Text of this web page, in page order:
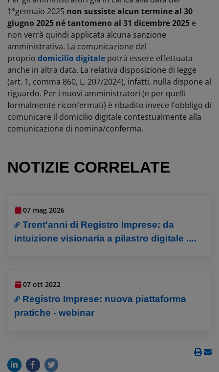
1°gennaio 2025 non sussiste alcun termine al 30
giugno 2025 né tantomeno al 31 dicembre 2025 e
non verrà quindi applicata alcuna sanzione
amministrativa. La comunicazione del
proprio domicilio digitale potrà essere effettuata
anche in altra data. La relativa disposizione di legge
(art. 1, comma 860, L. 207/2024), infatti, nulla dispone al
riguardo. Per i nuovi amministratori (e per quelli
formalmente riconfermati) è ribadito invece l'obbligo di
comunicare il domicilio digitale contestualmente alla
comunicazione di nomina/conferma.
NOTIZIE CORRELATE
07 mag 2026
Trent'anni di Registro Imprese: da
intuizione visionaria a pilastro digitale ....
07 ott 2022
Registro Imprese: nuova piattaforma
pratiche - webinar